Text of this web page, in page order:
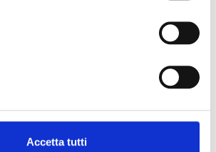
Accetta tutti
Tel.04451630150
P.Iva: 04343390243